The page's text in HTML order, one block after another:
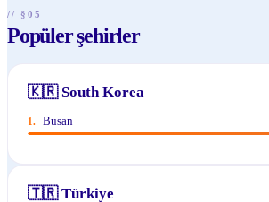
// §05
Popüler şehirler
🇰🇷 South Korea
1. Busan
🇹🇷 Türkiye